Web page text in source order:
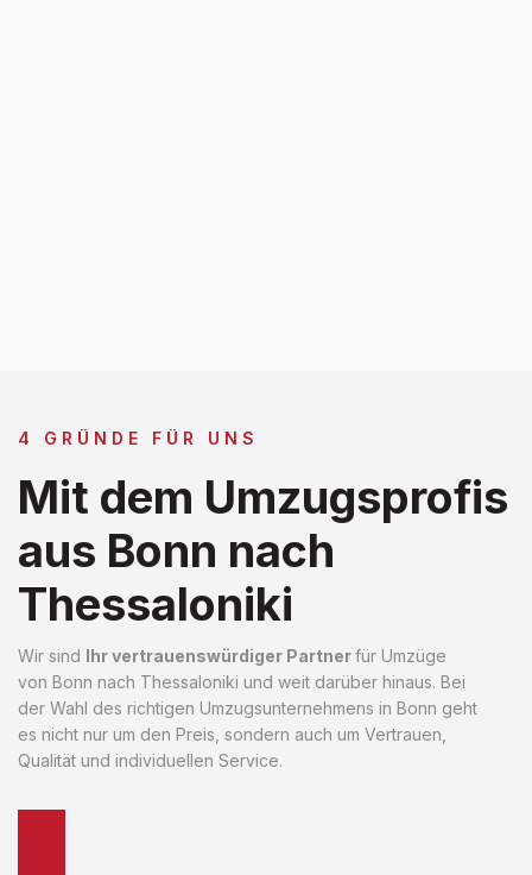
4 GRÜNDE FÜR UNS
Mit dem Umzugsprofis
aus Bonn nach
Thessaloniki
Wir sind Ihr vertrauenswürdiger Partnerfür Umzüge
von Bonn nach Thessaloniki und weit darüber hinaus. Bei
der Wahl des richtigen Umzugsunternehmens in Bonn geht
es nicht nur um den Preis, sondern auch um Vertrauen,
Qualität und individuellen Service.